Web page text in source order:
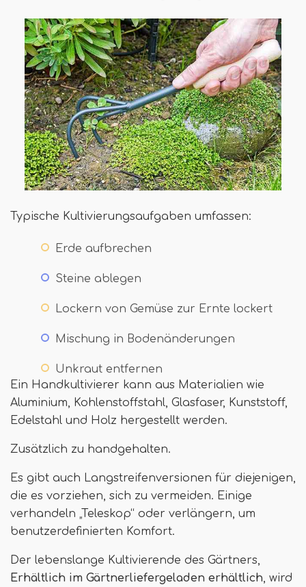
Typische Kultivierungsaufgaben umfassen:
Erde aufbrechen
Steine ​​ablegen
Lockern von Gemüse zur Ernte lockert
Mischung in Bodenänderungen
Unkraut entfernen
Ein Handkultivierer kann aus Materialien wie
Aluminium, Kohlenstoffstahl, Glasfaser, Kunststoff,
Edelstahl und Holz hergestellt werden.
Zusätzlich zu handgehalten.
Es gibt auch Langstreifenversionen für diejenigen,
die es vorziehen, sich zu vermeiden. Einige
verhandeln „Teleskop“ oder verlängern, um
benutzerdefinierten Komfort.
Der lebenslange Kultivierende des Gärtners,
Erhältlich im Gärtnerliefergeladen erhältlich, wird